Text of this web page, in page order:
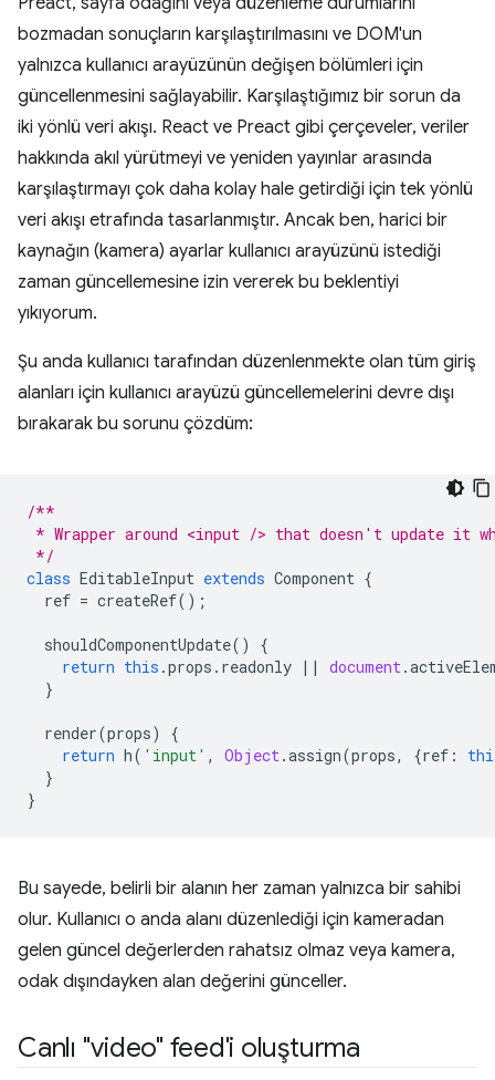
bozmadan sonuçların karşılaştırılmasını ve DOM'un
yalnızca kullanıcı arayüzünün değişen bölümleri için
güncellenmesini sağlayabilir. Karşılaştığımız bir sorun da
iki yönlü veri akışı. React ve Preact gibi çerçeveler, veriler
hakkında akıl yürütmeyi ve yeniden yayınlar arasında
karşılaştırmayı çok daha kolay hale getirdiği için tek yönlü
veri akışı etrafında tasarlanmıştır. Ancak ben, harici bir
kaynağın (kamera) ayarlar kullanıcı arayüzünü istediği
zaman güncellemesine izin vererek bu beklentiyi
yıkıyorum.
Şu anda kullanıcı tarafından düzenlenmekte olan tüm giriş
alanları için kullanıcı arayüzü güncellemelerini devre dışı
bırakarak bu sorunu çözdüm:
/**
* Wrapper around <input /> that doesn't update
*/
class EditableInput extends Component {
ref = createRef();
shouldComponentUpdate()
{
return this .props . readonly || document.
}
render(props)
{
return h( 'input' , Object.assign(props, {ref :
}
}
Bu sayede, belirli bir alanın her zaman yalnızca bir sahibi
olur. Kullanıcı o anda alanı düzenlediği için kameradan
gelen güncel değerlerden rahatsız olmaz veya kamera,
odak dışındayken alan değerini günceller.
Canlı "video" feed'i oluşturma